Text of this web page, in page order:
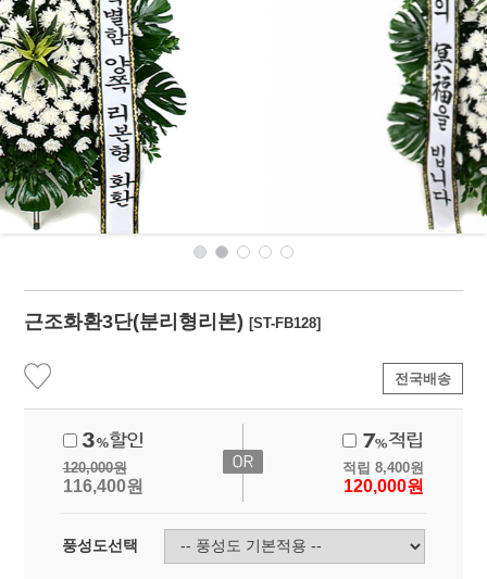
근조화환3단(분리형리본)[ST-FB128]
전국배송
120,000원
116,400원
적립 8,400원
120,000원
풍성도선택